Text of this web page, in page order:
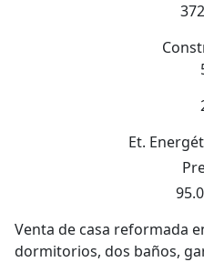
Et.
Venta de casa reformada
dormitorios, dos baños,